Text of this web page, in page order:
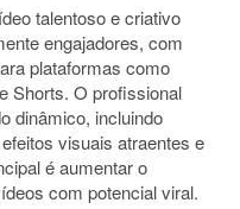
talentoso e criativo
engajadores, com
plataformas como
Shorts. O profissional
dinâmico, incluindo
visuais atraentes e
é aumentar o
com potencial viral.